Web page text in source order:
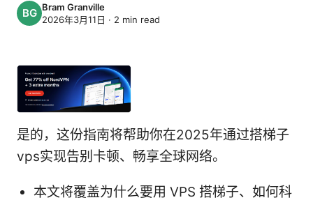
Bram Granville
2026年3月11日 · 2 min read
是的，这份指南将帮助你在2025年通过搭梯子
vps实现告别卡顿、畅享全球网络。
本文将覆盖为什么要用 VPS 搭梯子、如何科